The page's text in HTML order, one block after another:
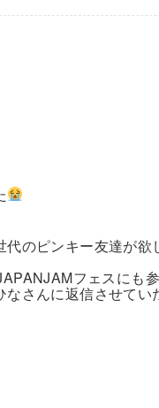
のピンキー友達が
フェスにも参
さんに返信させてい